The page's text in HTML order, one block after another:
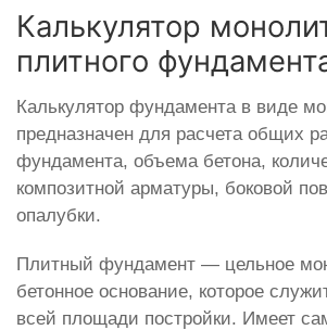
Калькулятор
плитного
Калькулятор фундамента в виде
предназначен для расчета общих
фундамента, объема бетона,
композитной арматуры, боковой
опалубки.
Плитный фундамент — цельное
бетонное основание, которое
всей площади постройки. Имеет